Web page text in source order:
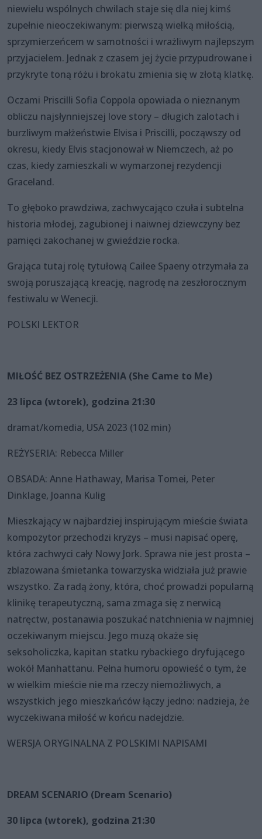
niewielu wspólnych chwilach staje się dla niej kimś
zupełnie nieoczekiwanym: pierwszą wielką miłością,
sprzymierzeńcem w samotności i wrażliwym najlepszym
przyjacielem. Jednak z czasem jej życie przypudrowane i
przykryte toną różu i brokatu zmienia się w złotą klatkę.
Oczami Priscilli Sofia Coppola opowiada o nieznanym
obliczu najsłynniejszej love story – długich zalotach i
burzliwym małżeństwie Elvisa i Priscilli, począwszy od
okresu, kiedy Elvis stacjonował w Niemczech, aż po
czas, kiedy zamieszkali w wymarzonej rezydencji
Graceland.
To głęboko prawdziwa, zachwycająco czuła i subtelna
historia młodej, zagubionej i naiwnej dziewczyny bez
pamięci zakochanej w gwieździe rocka.
Grająca tutaj rolę tytułową Cailee Spaeny otrzymała za
swoją poruszającą kreację, nagrodę na zeszłorocznym
festiwalu w Wenecji.
POLSKI LEKTOR
MIŁOŚĆ BEZ OSTRZEŻENIA (She Came to Me)
23 lipca (wtorek), godzina 21:30
dramat/komedia, USA 2023 (102 min)
REŻYSERIA: Rebecca Miller
OBSADA: Anne Hathaway, Marisa Tomei, Peter
Dinklage, Joanna Kulig
Mieszkający w najbardziej inspirującym mieście świata
kompozytor przechodzi kryzys – musi napisać operę,
która zachwyci cały Nowy Jork. Sprawa nie jest prosta –
zblazowana śmietanka towarzyska widziała już prawie
wszystko. Za radą żony, która, choć prowadzi popularną
klinikę terapeutyczną, sama zmaga się z nerwicą
natręctw, postanawia poszukać natchnienia w najmniej
oczekiwanym miejscu. Jego muzą okaże się
seksoholiczka, kapitan statku rybackiego dryfującego
wokół Manhattanu. Pełna humoru opowieść o tym, że
w wielkim mieście nie ma rzeczy niemożliwych, a
wszystkich jego mieszkańców łączy jedno: nadzieja, że
wyczekiwana miłość w końcu nadejdzie.
WERSJA ORYGINALNA Z POLSKIMI NAPISAMI
DREAM SCENARIO (Dream Scenario)
30 lipca (wtorek), godzina 21:30